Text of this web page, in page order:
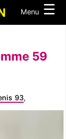
Menu ☰
59
93,